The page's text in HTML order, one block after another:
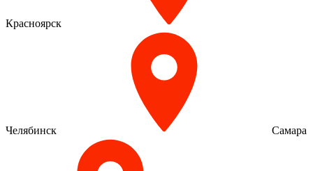
Красноярск
Челябинск Самара